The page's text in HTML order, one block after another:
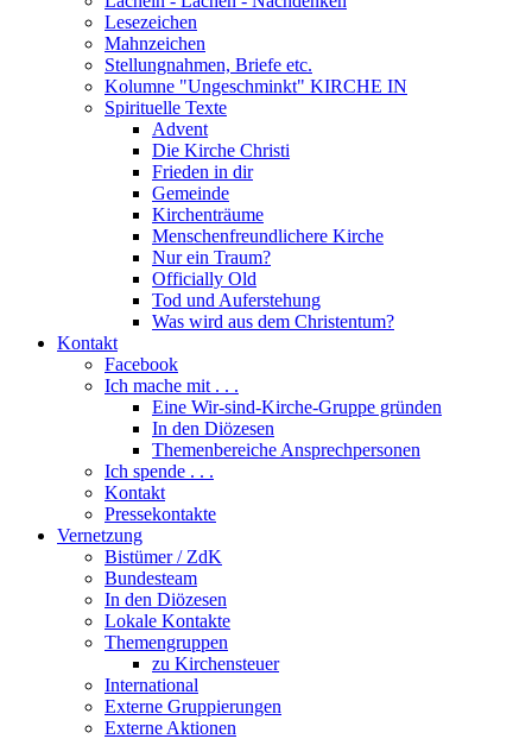
Lesezeichen
Mahnzeichen
Stellungnahmen, Briefe etc.
Kolumne "Ungeschminkt" KIRCHE IN
Spirituelle Texte
Advent
Die Kirche Christi
Frieden in dir
Gemeinde
Kirchenträume
Menschenfreundlichere Kirche
Nur ein Traum?
Officially Old
Tod und Auferstehung
Was wird aus dem Christentum?
Kontakt
Facebook
Ich mache mit . . .
Eine Wir-sind-Kirche-Gruppe gründen
In den Diözesen
Themenbereiche Ansprechpersonen
Ich spende . . .
Kontakt
Pressekontakte
Vernetzung
Bistümer / ZdK
Bundesteam
In den Diözesen
Lokale Kontakte
Themengruppen
zu Kirchensteuer
International
Externe Gruppierungen
Externe Aktionen